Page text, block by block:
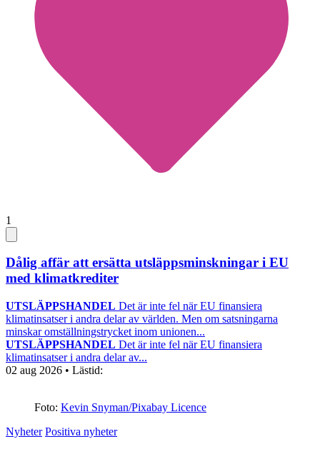
1
Dålig affär att ersätta utsläppsminskningar i EU
med klimatkrediter
UTSLÄPPSHANDEL Det är inte fel när EU finansiera
klimatinsatser i andra delar av världen. Men om satsningarna
minskar omställningstrycket inom unionen...
UTSLÄPPSHANDEL Det är inte fel när EU finansiera
klimatinsatser i andra delar av...
02 aug 2026 • Lästid:
Foto: Kevin Snyman/Pixabay Licence
Nyheter Positiva nyheter